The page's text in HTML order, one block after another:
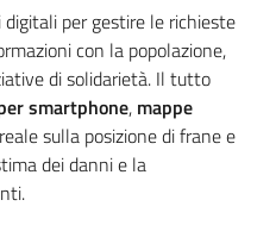
per gestire le richieste
con la popolazione,
di solidarietà. Il tutto
smartphone, mappe
sulla posizione di frane e
dei danni e la